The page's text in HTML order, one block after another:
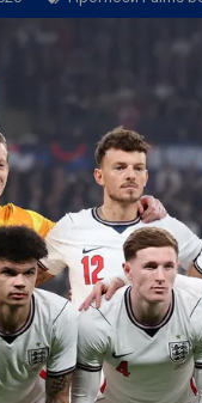
Контузиите
Левски постави